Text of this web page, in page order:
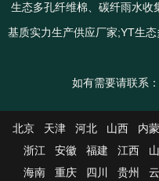
生态多孔纤维棉、碳纤雨水收
基质实力生产供应厂家;YT生
如有需要请联系
北京 天津 河北 山西 内
浙江
安徽 福建 江西
海南
重庆 四川 贵州